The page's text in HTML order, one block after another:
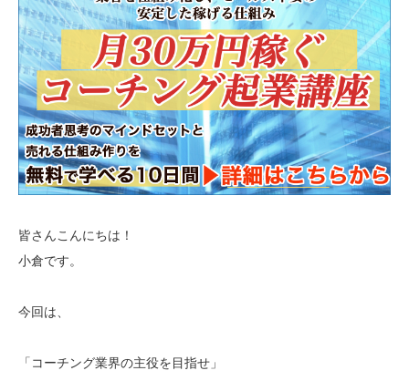
皆さんこんにちは！
小倉です。
今回は、
「コーチング業界の主役を目指せ」